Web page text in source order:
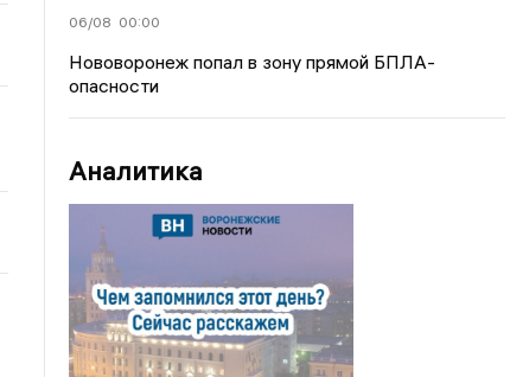
06/08 00:00
Нововоронеж попал в зону прямой БПЛА-
опасности
Аналитика